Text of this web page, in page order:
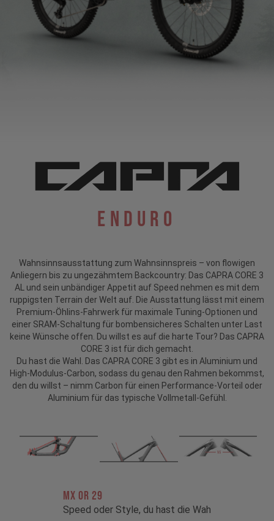
Enduro
Wahnsinnsausstattung zum Wahnsinnspreis – von flowigen
Anliegern bis zu ungezähmtem Backcountry: Das CAPRA CORE 3
AL und sein unbändiger Appetit auf Speed nehmen es mit dem
ruppigsten Terrain der Welt auf. Die Ausstattung lässt mit einem
Premium-Öhlins-Fahrwerk für maximale Tuning-Optionen und
einer SRAM-Schaltung für bombensicheres Schalten unter Last
keine Wünsche offen. Du willst es auf die harte Tour? Das CAPRA
CORE 3 ist für dich gemacht.
Du hast die Wahl. Das CAPRA CORE 3 gibt es in Aluminium und
High-Modulus-Carbon, sodass du genau den Rahmen bekommst,
den du willst – nimm Carbon für einen Performance-Vorteil oder
Aluminium für das typische Vollmetall-Gefühl.
MX OR 29
Speed oder Style, du hast die Wah